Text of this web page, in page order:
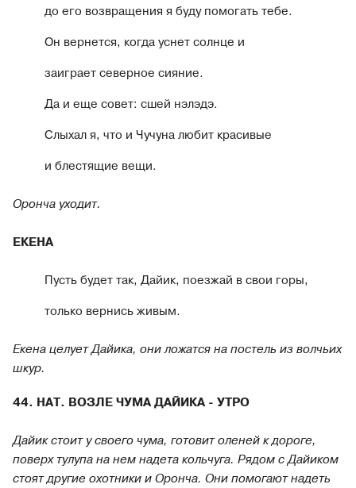
до его возвращения я буду помогать тебе.
Он вернется, когда уснет солнце и
заиграет северное сияние.
Да и еще совет: сшей нэлэдэ.
Слыхал я, что и Чучуна любит красивые
и блестящие вещи.
Оронча уходит.
ЕКЕНА
Пусть будет так, Дайик, поезжай в свои горы,
только вернись живым.
Екена целует Дайика, они ложатся на постель из волчьих
шкур.
44. НАТ. ВОЗЛЕ ЧУМА ДАЙИКА - УТРО
Дайик стоит у своего чума, готовит оленей к дороге,
поверх тулупа на нем надета кольчуга. Рядом с Дайиком
стоят другие охотники и Оронча. Они помогают надеть